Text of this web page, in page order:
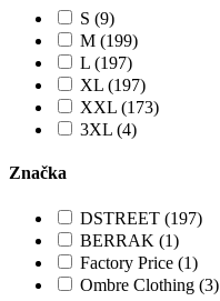
S (9)
M (199)
L (197)
XL (197)
XXL (173)
3XL (4)
Značka
DSTREET (197)
BERRAK (1)
Factory Price (1)
Ombre Clothing (3)